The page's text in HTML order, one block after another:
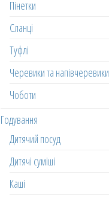
Пінетки
Сланці
Туфлі
Черевики та напівчеревики
Чоботи
Годування
Дитячий посуд
Дитячі суміші
Каші